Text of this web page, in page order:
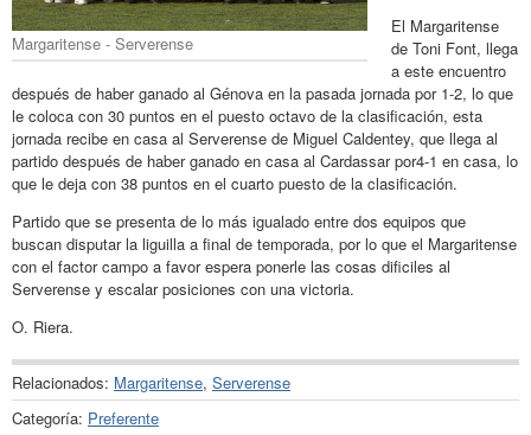
Margaritense - Serverense
El Margaritense
de Toni Font, llega
a este encuentro
después de haber ganado al Génova en la pasada jornada por 1-2, lo que
le coloca con 30 puntos en el puesto octavo de la clasificación, esta
jornada recibe en casa al Serverense de Miguel Caldentey, que llega al
partido después de haber ganado en casa al Cardassar por4-1 en casa, lo
que le deja con 38 puntos en el cuarto puesto de la clasificación.
Partido que se presenta de lo más igualado entre dos equipos que
buscan disputar la liguilla a final de temporada, por lo que el Margaritense
con el factor campo a favor espera ponerle las cosas dificiles al
Serverense y escalar posiciones con una victoria.
O. Riera.
Relacionados: Margaritense, Serverense
Categoría: Preferente